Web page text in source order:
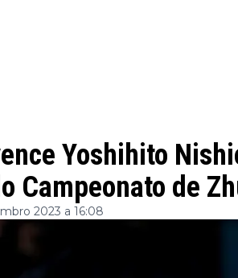
Yoshihito
Campeonato de
2023 a 16:08